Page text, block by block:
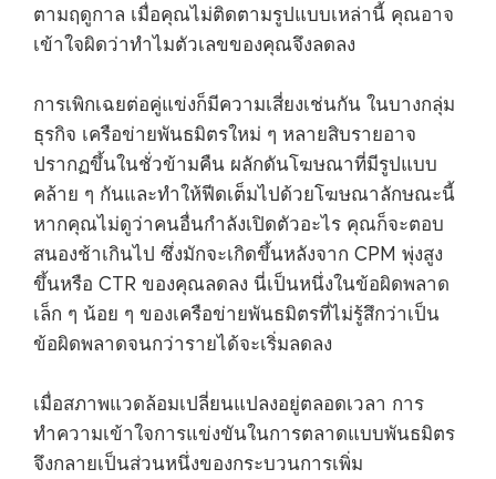
ตามฤดูกาล เมื่อคุณไม่ติดตามรูปแบบเหล่านี้ คุณอาจ
เข้าใจผิดว่าทำไมตัวเลขของคุณจึงลดลง
การเพิกเฉยต่อคู่แข่งก็มีความเสี่ยงเช่นกัน ในบางกลุ่ม
ธุรกิจ เครือข่ายพันธมิตรใหม่ ๆ หลายสิบรายอาจ
ปรากฏขึ้นในชั่วข้ามคืน ผลักดันโฆษณาที่มีรูปแบบ
คล้าย ๆ กันและทำให้ฟีดเต็มไปด้วยโฆษณาลักษณะนี้
หากคุณไม่ดูว่าคนอื่นกำลังเปิดตัวอะไร คุณก็จะตอบ
สนองช้าเกินไป ซึ่งมักจะเกิดขึ้นหลังจาก CPM พุ่งสูง
ขึ้นหรือ CTR ของคุณลดลง นี่เป็นหนึ่งในข้อผิดพลาด
เล็ก ๆ น้อย ๆ ของเครือข่ายพันธมิตรที่ไม่รู้สึกว่าเป็น
ข้อผิดพลาดจนกว่ารายได้จะเริ่มลดลง
เมื่อสภาพแวดล้อมเปลี่ยนแปลงอยู่ตลอดเวลา การ
ทำความเข้าใจการแข่งขันในการตลาดแบบพันธมิตร
จึงกลายเป็นส่วนหนึ่งของกระบวนการเพิ่ม